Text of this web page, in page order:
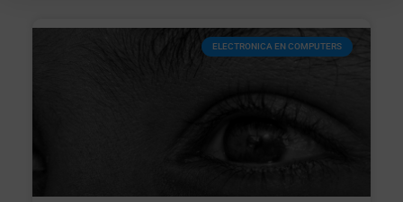
ELECTRONICA EN COMPUTERS